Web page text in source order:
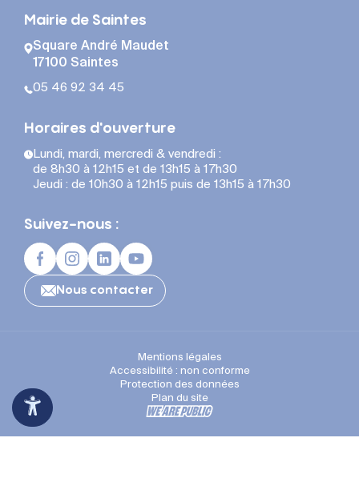
Mairie de Saintes
Square André Maudet
17100 Saintes
05 46 92 34 45
Horaires d'ouverture
Lundi, mardi, mercredi & vendredi :
de 8h30 à 12h15 et de 13h15 à 17h30
Jeudi : de 10h30 à 12h15 puis de 13h15 à 17h30
Suivez-nous :
Nous contacter
Mentions légales
Accessibilité : non conforme
Protection des données
Plan du site